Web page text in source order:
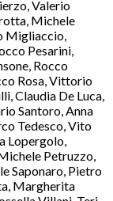
Valerio
Michele
Migliaccio,
Pesarini,
Rocco
Rosa, Vittorio
Claudia De Luca,
Santoro, Anna
Tedesco, Vito
Lopergolo,
Petruzzo,
Saponaro, Pietro
Margherita